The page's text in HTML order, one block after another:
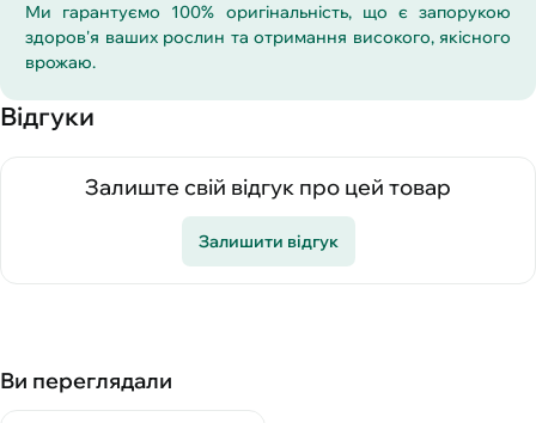
Ми гарантуємо 100% оригінальність, що є запорукою
здоров'я ваших рослин та отримання високого, якісного
врожаю.
Відгуки
Залиште свій відгук про цей товар
Залишити відгук
Ви переглядали